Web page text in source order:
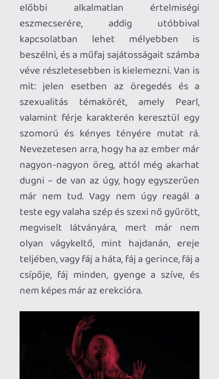
lényegében eggyé válik vele.
Ez kifejezetten szerencsés megoldás az
esetében, ugyanis a mai filmek többsége
– a modern kamerák és effektek miatt –
köszönőviszonyban sincs a régi
mozgóképek hangulatával, különösen az
itt megidézettBoogie Nights-
életérzéssel, még akkor sem, ha az
történetesen a régi időkben játszódik.
Túl hidegek a színek, túl steril, túl mű, túl
modern. Az
ezzel szemben mindent
bevet az autentikusságért: a kép
szemcsés, a színvilág barnás-sárgás,
ezáltal remekül átjön a lepusztult
redneck-közeg, a bőrödön érzed a forró,
déli levegőt, a vászonról pedig szinte
átszivárog a testnedvvel kevert texasi
dögszag. És ami az előbb említett
zárójelenetet illeti? Nos, az tökéletes
kerek egésszé formálja a filmet. Ugyebár
nem véletlen, hogy a főhősnő Maxine-t
és Pearlt is Mia Goth játssza: az
öregasszony fiatalkori álmai
beteljesületlenül maradtak, a céljai kútba
élt, mint amilyet szeretett volna – és
vajon milyen mértékben lehetnek majd
érvényesek ugyanezek a pornózástól
karriert remélő, a vallási fanatikus apja
elől menekülő, totálisan gyökértelen
kokainfüggő lányra?